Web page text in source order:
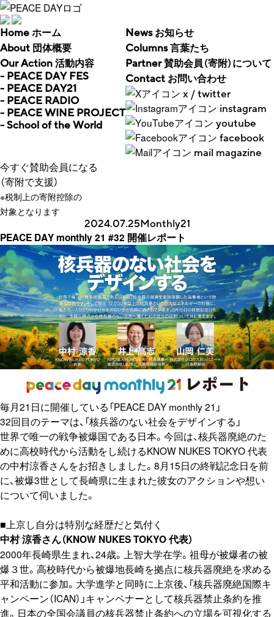
Homeホーム
About 団体概要
Our Action活動内容
- PEACE DAY FES
- PEACE DAY21
- PEACE RADIO
- PEACE WINE PROJECT
- School of the World
News お知らせ
Columns言葉たち
Partner賛助会員（寄附）について
Contact お問い合わせ
x / twitter
instagram
youtube
facebook
mail magazine
今すぐ賛助会員になる
（寄附で支援）
※税制上の寄附控除の
対象となります
2024.07.25Monthly21
PEACE DAY monthly 21 #32 開催レポート
毎月21日に開催している「PEACE DAY monthly 21」
32回目のテーマは、「核兵器のない社会をデザインする」
世界で唯一の戦争被爆国である日本。今回は、核兵器廃絶のた
めに高校時代から活動をし続けるKNOW NUKES TOKYO 代表
の中村涼香さんをお招きしました。8月15日の終戦記念日を前
に、被爆3世として長崎県に生まれた彼女のアクションや想い
について伺いました。
■上京し自分は特別な経歴だと気付く
中村 涼香さん（KNOW NUKES TOKYO 代表）
2000年長崎県生まれ、24歳。上智大学在学。祖母が被爆者の被
爆３世。高校時代から被爆地長崎を拠点に核兵器廃絶を求める
平和活動に参加。大学進学と同時に上京後、「核兵器廃絶国際キ
ャンペーン（ICAN）」キャンペナーとして核兵器禁止条約を推
進。日本の全国会議員の核兵器禁止条約への立場を可視化する